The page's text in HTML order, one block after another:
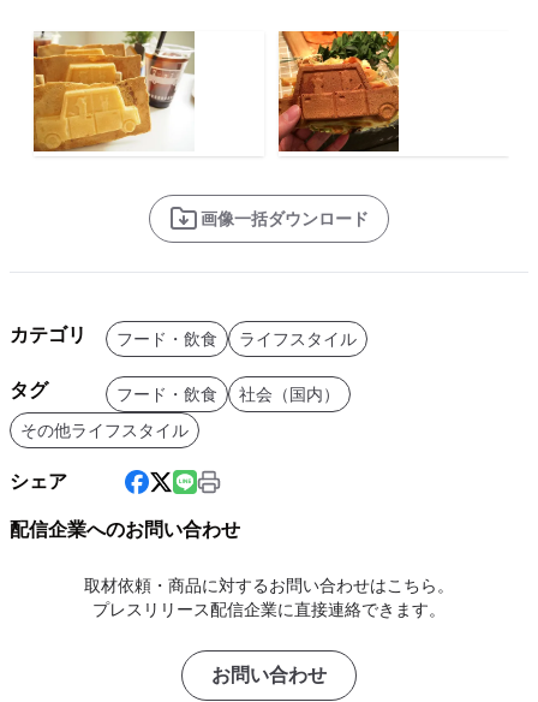
画像一括ダウンロード
カテゴリ フード・飲食 ライフスタイル
タグ フード・飲食
社会（国内）
その他ライフスタイル
シェア
配信企業へのお問い合わせ
取材依頼・商品に対するお問い合わせはこちら。
プレスリリース配信企業に直接連絡できます。
お問い合わせ